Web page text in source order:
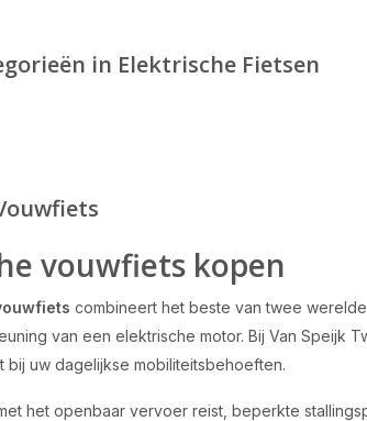
in Elektrische Fietsen
vouwfiets kopen
combineert het beste van twee
van een elektrische motor. Bij Van Speijk
bij uw dagelijkse mobiliteitsbehoeften.
het openbaar vervoer reist, beperkte